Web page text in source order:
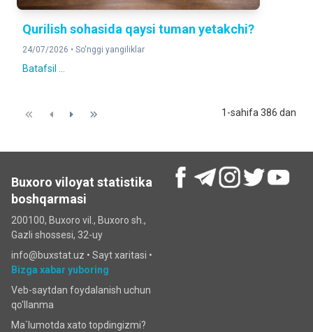
Qurilish sohasida qaysi tuman yetakchi?
24/07/2026 • So'nggi yangiliklar
Batafsil ...
1-sahifa 386 dan
Buxoro viloyat statistika
boshqarmasi
200100, Buxoro vil., Buxoro sh.,
Gazli shossesi, 32-uy
info@buxstat.uz • Sayt xaritasi •
Bizga xabar yuboring
Veb-saytdan foydalanish uchun
qo'llanma
Ma`lumotda xato topdingizmi?